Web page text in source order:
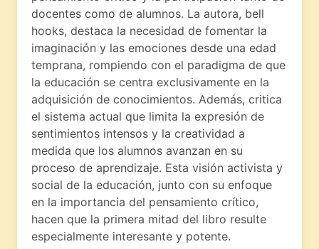
docentes como de alumnos. La autora, bell
hooks, destaca la necesidad de fomentar la
imaginación y las emociones desde una edad
temprana, rompiendo con el paradigma de que
la educación se centra exclusivamente en la
adquisición de conocimientos. Además, critica
el sistema actual que limita la expresión de
sentimientos intensos y la creatividad a
medida que los alumnos avanzan en su
proceso de aprendizaje. Esta visión activista y
social de la educación, junto con su enfoque
en la importancia del pensamiento crítico,
hacen que la primera mitad del libro resulte
especialmente interesante y potente.